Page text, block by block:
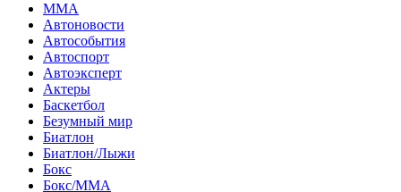
MMA
Автоновости
Автособытия
Автоспорт
Автоэксперт
Актеры
Баскетбол
Безумный мир
Биатлон
Биатлон/Лыжи
Бокс
Бокс/MMA